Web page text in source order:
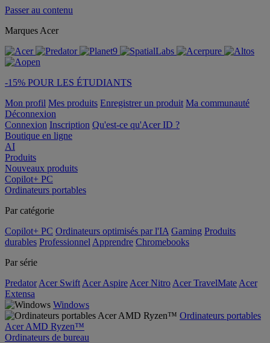
Passer au contenu
Marques Acer
-15% POUR LES ÉTUDIANTS
Mon profil Mes produits Enregistrer un produit Ma communauté
Déconnexion
Connexion Inscription Qu'est-ce qu'Acer ID ?
Boutique en ligne
AI
Produits
Nouveaux produits
Copilot+ PC
Ordinateurs portables
Par catégorie
Copilot+ PC Ordinateurs optimisés par l'IA Gaming Produits
durables Professionnel Apprendre Chromebooks
Par série
Predator Acer Swift Acer Aspire Acer Nitro Acer TravelMate Acer
Extensa
Windows
Ordinateurs portables
Acer AMD Ryzen™
Ordinateurs de bureau